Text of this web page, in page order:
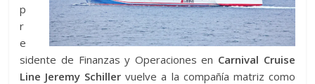
p
r
e
sidente de Finanzas y Operaciones en Carnival Cruise
Line Jeremy Schiller vuelve a la compañía matriz como